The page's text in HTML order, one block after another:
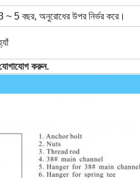
~ 5 বছর, অনুরোধের উপর নির্ভর করে।
করুন.